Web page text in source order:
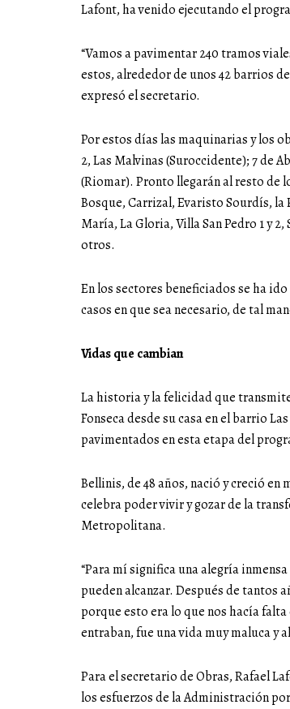
Lafont, ha venido ejecutando el
“Vamos a pavimentar 240 tramos
estos, alrededor de unos 42 barrios
expresó el secretario.
Por estos días las maquinarias y los
2, Las Malvinas (Suroccidente); 7 de
(Riomar). Pronto llegarán al resto de
Bosque, Carrizal, Evaristo Sourdís, la
María, La Gloria, Villa San Pedro 1 y
otros.
En los sectores beneficiados se ha
casos en que sea necesario, de tal
Vidas que cambian
La historia y la felicidad que
Fonseca desde su casa en el barrio
pavimentados en esta etapa del
Bellinis, de 48 años, nació y creció en
celebra poder vivir y gozar de la
Metropolitana.
“Para mí significa una alegría
pueden alcanzar. Después de tantos
porque esto era lo que nos hacía
entraban, fue una vida muy maluca y
Para el secretario de Obras, Rafael
los esfuerzos de la Administración